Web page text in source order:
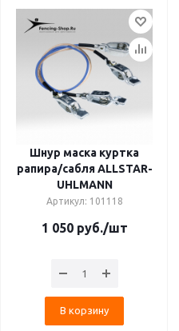
Шнур маска куртка
рапира/сабля ALLSTAR-
UHLMANN
Артикул: 101118
1 050руб./шт
В корзину